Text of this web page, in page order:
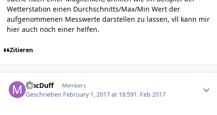
Wetterstation einen Durchschnitts/Max/Min Wert der
aufgenommenen Messwerte darstellen zu lassen, vll kann mir
hier auch noch einer helfen.
Zitieren
MacDuff Members
Geschrieben February 1, 2017 at 18:591. Feb 2017